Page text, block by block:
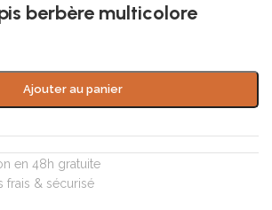
berbère multicolore
Ajouter au panier
en 48h gratuite
frais & sécurisé